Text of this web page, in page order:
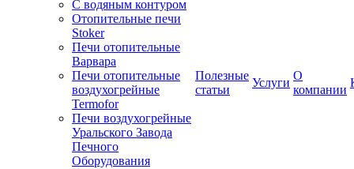
C водяным контуром
Отопительные печи
Stoker
Печи отопительные
Варвара
Печи отопительные
воздухогрейные
Termofor
Печи воздухогрейные
Уральского Завода
Печного
Оборудования
Полезные
статьи
Услуги
О
компании